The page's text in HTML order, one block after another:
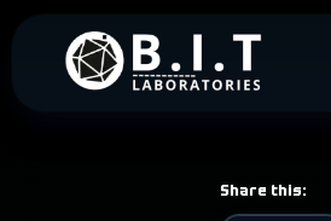
Share this: